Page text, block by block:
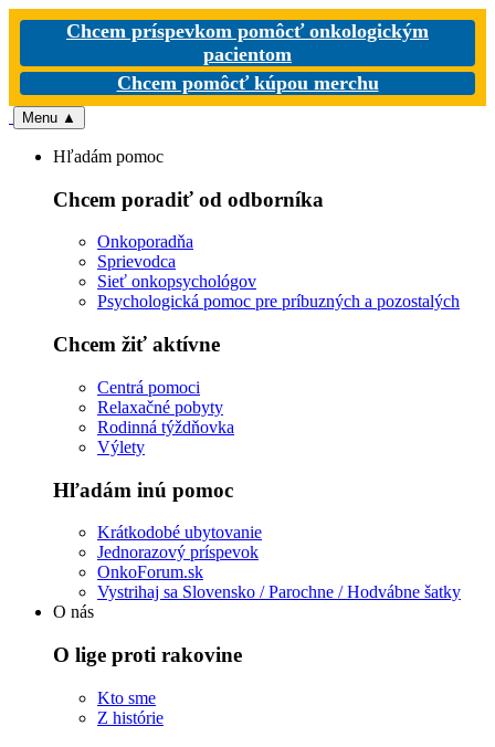
Chcem príspevkom pomôcť onkologickým
pacientom
Chcem pomôcť kúpou merchu
Menu ▲
Hľadám pomoc
Chcem poradiť od odborníka
Onkoporadňa
Sprievodca
Sieť onkopsychológov
Psychologická pomoc pre príbuzných a pozostalých
Chcem žiť aktívne
Centrá pomoci
Relaxačné pobyty
Rodinná týždňovka
Výlety
Hľadám inú pomoc
Krátkodobé ubytovanie
Jednorazový príspevok
OnkoForum.sk
Vystrihaj sa Slovensko / Parochne / Hodvábne šatky
O nás
O lige proti rakovine
Kto sme
Z histórie